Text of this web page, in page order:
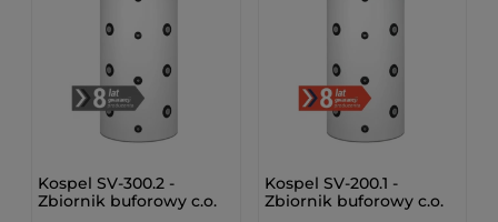
Kospel SV-300.2 -
Zbiornik buforowy c.o.
Kospel SV-200.1 -
Zbiornik buforowy c.o.